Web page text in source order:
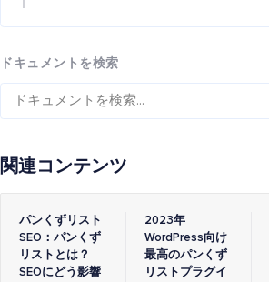
ドキュメントを検索
関連コンテンツ
パンくずリスト
SEO：パンくず
リストとは？
SEOにどう影響
2023年
WordPress向け
最高のパンくず
リストプラグイ